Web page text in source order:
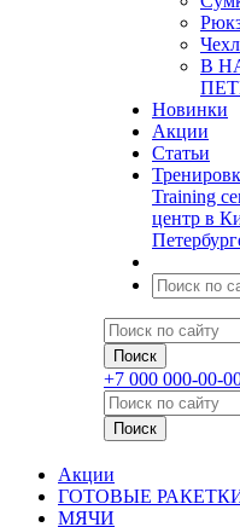
В
Новинки
Акции
Статьи
Training
центр в
+7 000 000-00-
Акции
ГОТОВЫЕ
МЯЧИ